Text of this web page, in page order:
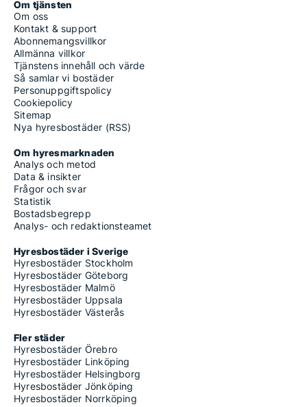
Om tjänsten
Om oss
Kontakt & support
Abonnemangsvillkor
Allmänna villkor
Tjänstens innehåll och värde
Så samlar vi bostäder
Personuppgiftspolicy
Cookiepolicy
Sitemap
Nya hyresbostäder (RSS)
Om hyresmarknaden
Analys och metod
Data & insikter
Frågor och svar
Statistik
Bostadsbegrepp
Analys- och redaktionsteamet
Hyresbostäder i Sverige
Hyresbostäder Stockholm
Hyresbostäder Göteborg
Hyresbostäder Malmö
Hyresbostäder Uppsala
Hyresbostäder Västerås
Fler städer
Hyresbostäder Örebro
Hyresbostäder Linköping
Hyresbostäder Helsingborg
Hyresbostäder Jönköping
Hyresbostäder Norrköping